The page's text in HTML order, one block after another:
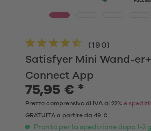
Satisfyer Mini Wand-er+
Connect App
(190)
75,95 € *
Prezzo comprensivo di IVA al 22% e
GRATUITA a partire da 49 €
Pronto per la spedizione dopo 1-2